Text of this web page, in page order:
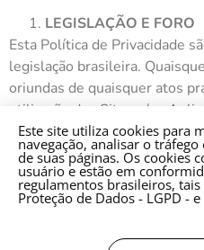
LEGISLAÇÃO E FORO
Esta Política de Privacidade
legislação brasileira.
oriundas de quaisquer atos
utilização dos Sites e/ou
inclusive com relação ao
Privacidade ou pela violação
e/ou de terceiros, inclusive
intelectual, de sigilo e de
Este site utiliza cookies para
navegação, analisar o
de suas páginas. Os cookies
usuário e estão em
regulamentos brasileiros,
Proteção de Dados - LGPD -